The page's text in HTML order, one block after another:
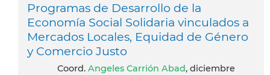
Programas de Desarrollo de la
Economía Social Solidaria vinculados a
Mercados Locales, Equidad de Género
y Comercio Justo
Coord. Angeles Carrión Abad, diciembre